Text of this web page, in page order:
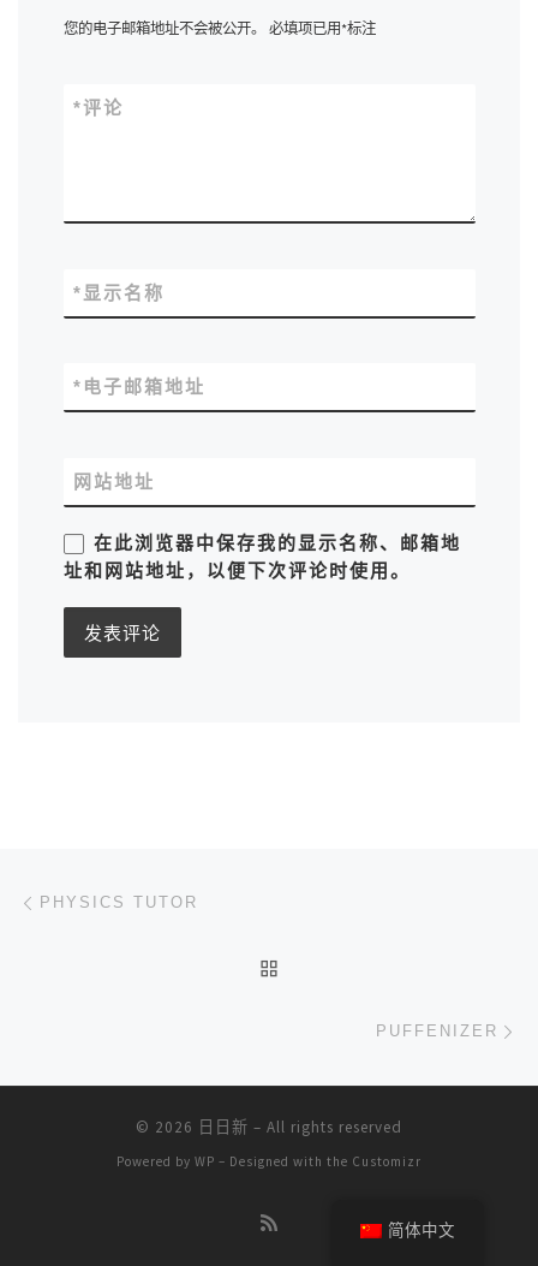
您的电子邮箱地址不会被公开。 必填项已用*标注
评论
*
显示名称
*
电子邮箱地址
*
网站地址
在此浏览器中保存我的显示名称、邮箱地
址和网站地址，以便下次评论时使用。
文章导航
PHYSICS TUTOR
PUFFENIZER
© 2026 日日新 – All rights reserved
Powered by WP – Designed with the Customizr
简体中文